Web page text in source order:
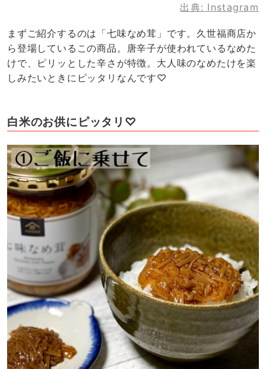
出典: Instagram
まずご紹介するのは「七味なめ茸」です。久世福商店か
ら登場しているこの商品。唐辛子が使われているなめた
けで、ピリッとした辛さが特徴。大人味のなめたけを楽
しみたいときにピッタリなんです♡
白米のお供にピッタリ♡